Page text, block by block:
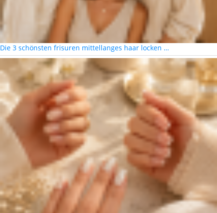
Die 3 schönsten frisuren mittellanges haar locken …